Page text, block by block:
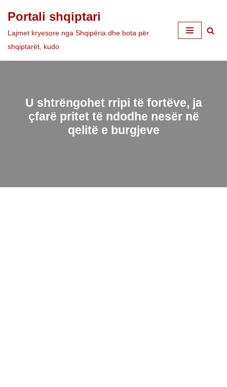
Skip
to
Portali shqiptari
Lajmet kryesore nga Shqipëria dhe bota për
shqiptarët, kudo
U shtrëngohet rripi të fortëve, ja
çfarë pritet të ndodhe nesër në
qelitë e burgjeve